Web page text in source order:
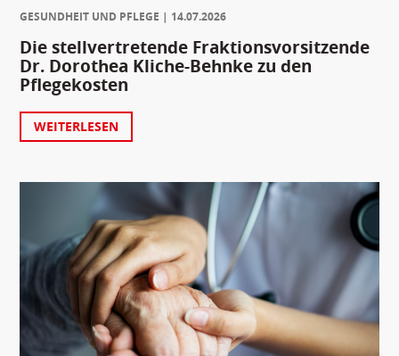
GESUNDHEIT UND PFLEGE
14.07.2026
Die stellvertretende Fraktionsvorsitzende
Dr. Dorothea Kliche-Behnke zu den
Pflegekosten
WEITERLESEN